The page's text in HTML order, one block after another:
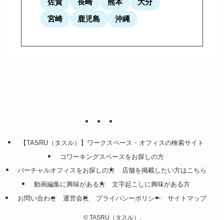
佐賀 長崎 熊本
大分
宮崎
鹿児島 沖縄
【TASRU（タスル）】ワークスペース・オフィスの検索サイト
コワーキングスペースをお探しの方
バーチャルオフィスをお探しの方
店舗を掲載したい方はこちら
動画編集に興味がある方
文字起こしに興味がある方
お問い合わせ
運営会社 プライバシーポリシー サイトマップ
©TASRU（タスル）.